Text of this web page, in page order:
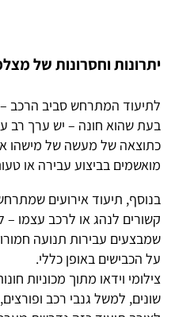
יתרונות וחסרונות של
לתיעוד המתרחש סביב הרכב
בעת שהוא חונה – יש ערך רב
כתוצאה של מעשה של מישהו
מואשמים בביצוע עבירה או
בנוסף, תיעוד אירועים
קשורים לנהג או לרכב עצמו
שמבצעים עבירות תנועה
על הכבישים באופן כללי.
צילומי וידאו מתוך מכוניות
שונים, למשל גנבי רכב